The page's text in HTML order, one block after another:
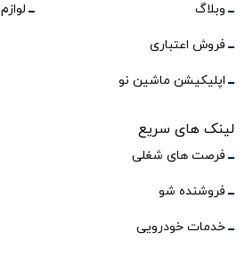
وبلاگ
فروش اعتباری
اپلیکیشن ماشین نو
لینک های سریع
فرصت های شغلی
فروشنده شو
خدمات خودرویی